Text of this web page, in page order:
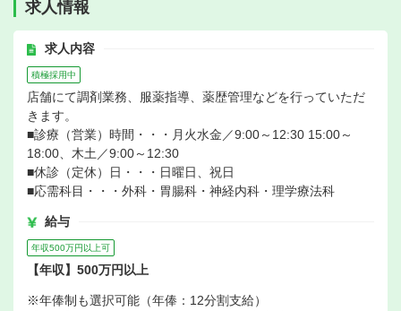
求人情報
求人内容
積極採用中
店舗にて調剤業務、服薬指導、薬歴管理などを行っていただ
きます。
■診療（営業）時間・・・月火水金／9:00～12:30 15:00～
18:00、木土／9:00～12:30
■休診（定休）日・・・日曜日、祝日
■応需科目・・・外科・胃腸科・神経内科・理学療法科
給与
年収500万円以上可
【年収】500万円以上
※年俸制も選択可能（年俸：12分割支給）